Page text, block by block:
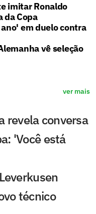
imitar Ronaldo
da Copa
em duelo contra
vê seleção
ver mais
revela conversa
'Você está
técnico